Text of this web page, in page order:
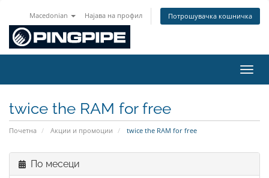
Macedonian Најава на профил Потрошувачка кошничка
twice the RAM for free
Почетна Акции и промоции twice the RAM for free
По месеци